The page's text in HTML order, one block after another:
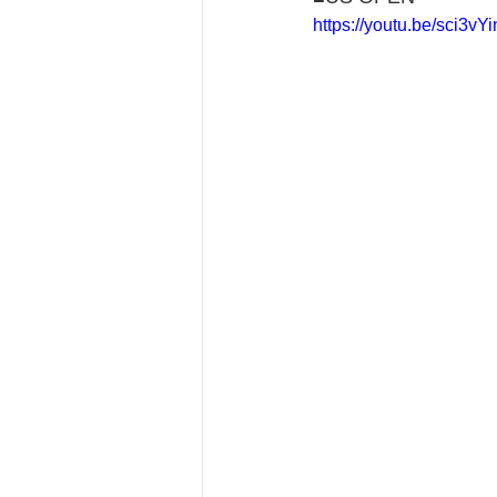
https://youtu.be/